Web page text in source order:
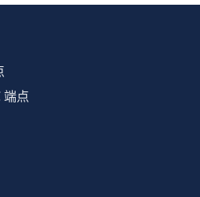
端点